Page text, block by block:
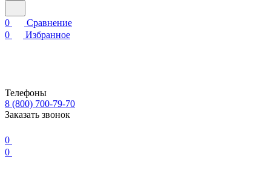
0
Сравнение
0
Избранное
Телефоны
8 (800) 700-79-70
Заказать звонок
0
0